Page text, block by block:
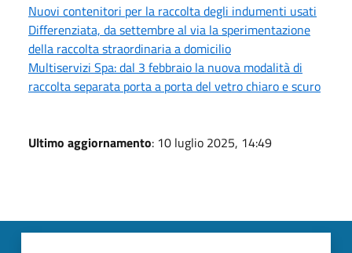
Nuovi contenitori per la raccolta degli indumenti usati
Differenziata, da settembre al via la sperimentazione
della raccolta straordinaria a domicilio
Multiservizi Spa: dal 3 febbraio la nuova modalità di
raccolta separata porta a porta del vetro chiaro e scuro
Ultimo aggiornamento: 10 luglio 2025, 14:49